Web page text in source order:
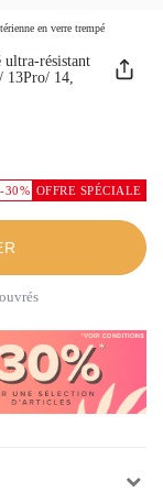
en verre trempé
ultra-résistant
13Pro/ 14,
-30% OFFRE SPÉCIALE